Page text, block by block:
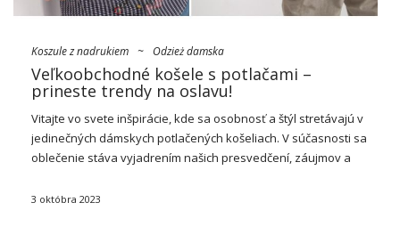
Koszule z nadrukiem ~ Odzież damska
Veľkoobchodné košele s potlačami –
prineste trendy na oslavu!
Vitajte vo svete inšpirácie, kde sa osobnosť a štýl stretávajú v
jedinečných dámskych potlačených košeliach. V súčasnosti sa
oblečenie stáva vyjadrením našich presvedčení, záujmov a
šatníka, ale aj kus má individualitu, …
3 októbra 2023